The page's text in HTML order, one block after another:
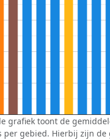
grafiek toont de
per gebied. Hierbij zijn de